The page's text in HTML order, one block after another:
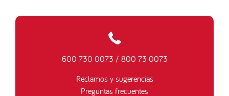
600 730 0073 / 800 73 0073
Reclamos y sugerencias
Preguntas frecuentes